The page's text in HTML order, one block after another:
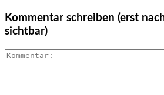
Kommentar schreiben (erst
sichtbar)